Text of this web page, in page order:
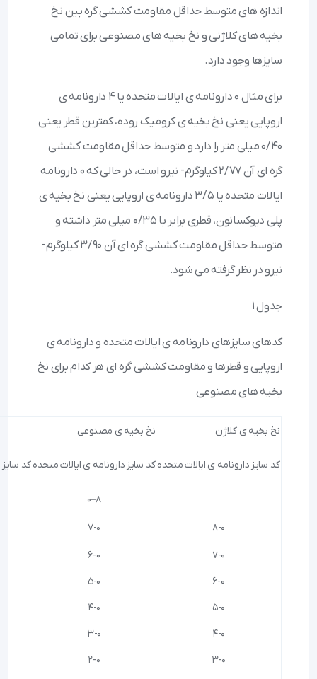
اندازه های متوسط حداقل مقاومت کششی گره بین نخ
بخیه های کلاژنی و نخ بخیه های مصنوعی برای تمامی
سایزها وجود دارد.
برای مثال ۰ دارونامه ی ایالات متحده یا ۴ دارونامه ی
اروپایی یعنی نخ بخیه ی کرومیک روده، کمترین قطر یعنی
۰/۴۰ میلی متر را دارد و متوسط حداقل مقاومت کششی
گره ای آن ۲/۷۷ کیلوگرم- نیرو است، در حالی که ۰ دارونامه
ایالات متحده یا ۳/۵ دارونامه ی اروپایی یعنی نخ بخیه ی
پلی دیوکسانون، قطری برابر با ۰/۳۵ میلی متر داشته و
متوسط حداقل مقاومت کششی گره ای آن ۳/۹۰ کیلوگرم-
نیرو در نظر گرفته می شود.
جدول ۱
کدهای سایزهای دارونامه ی ایالات متحده و دارونامه ی
اروپایی و قطرها و مقاومت کششی گره ای هر کدام برای نخ
بخیه های مصنوعی
نخ بخیه ی کلاژن نخ بخیه ی مصنوعی
کد سایز دارونامه ی ایالات متحدهکد سایز دارونامه ی ایالات متحدهکد سایز
8–0
8-0
7-0
7-0
6-0
6-0
5-0
5-0
4-0
4-0
3-0
3-0
2-0